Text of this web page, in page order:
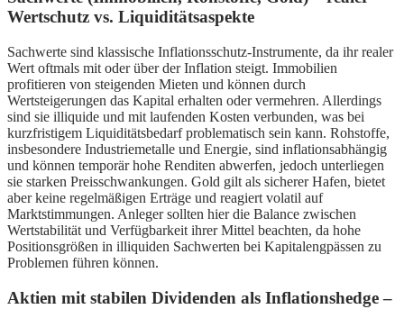
Wertschutz vs. Liquiditätsaspekte
Sachwerte sind klassische Inflationsschutz-Instrumente, da ihr realer
Wert oftmals mit oder über der Inflation steigt. Immobilien
profitieren von steigenden Mieten und können durch
Wertsteigerungen das Kapital erhalten oder vermehren. Allerdings
sind sie illiquide und mit laufenden Kosten verbunden, was bei
kurzfristigem Liquiditätsbedarf problematisch sein kann. Rohstoffe,
insbesondere Industriemetalle und Energie, sind inflationsabhängig
und können temporär hohe Renditen abwerfen, jedoch unterliegen
sie starken Preisschwankungen. Gold gilt als sicherer Hafen, bietet
aber keine regelmäßigen Erträge und reagiert volatil auf
Marktstimmungen. Anleger sollten hier die Balance zwischen
Wertstabilität und Verfügbarkeit ihrer Mittel beachten, da hohe
Positionsgrößen in illiquiden Sachwerten bei Kapitalengpässen zu
Problemen führen können.
Aktien mit stabilen Dividenden als Inflationshedge –